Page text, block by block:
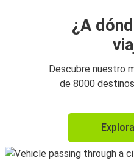
¿A
Descubre nuestro
de 8000